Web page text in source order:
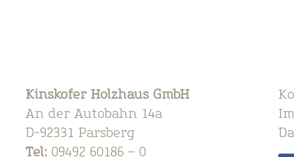
Kinskofer Holzhaus GmbH
An der Autobahn 14a
D-92331 Parsberg
Tel: 09492 60186 – 0